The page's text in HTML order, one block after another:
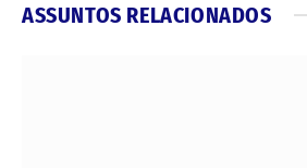
ASSUNTOS RELACIONADOS